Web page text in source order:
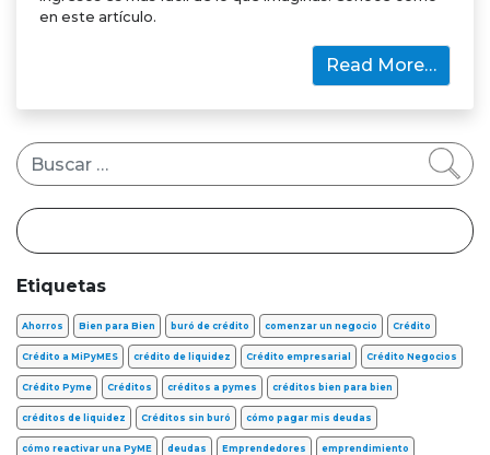
en este artículo.
Read More…
Buscar
Etiquetas
Ahorros Bien para Bien buró de crédito comenzar un negocio Crédito
Crédito a MiPyMES crédito de liquidez Crédito empresarial Crédito Negocios
Crédito Pyme Créditos créditos a pymes créditos bien para bien
créditos de liquidez Créditos sin buró cómo pagar mis deudas
cómo reactivar una PyME deudas Emprendedores emprendimiento